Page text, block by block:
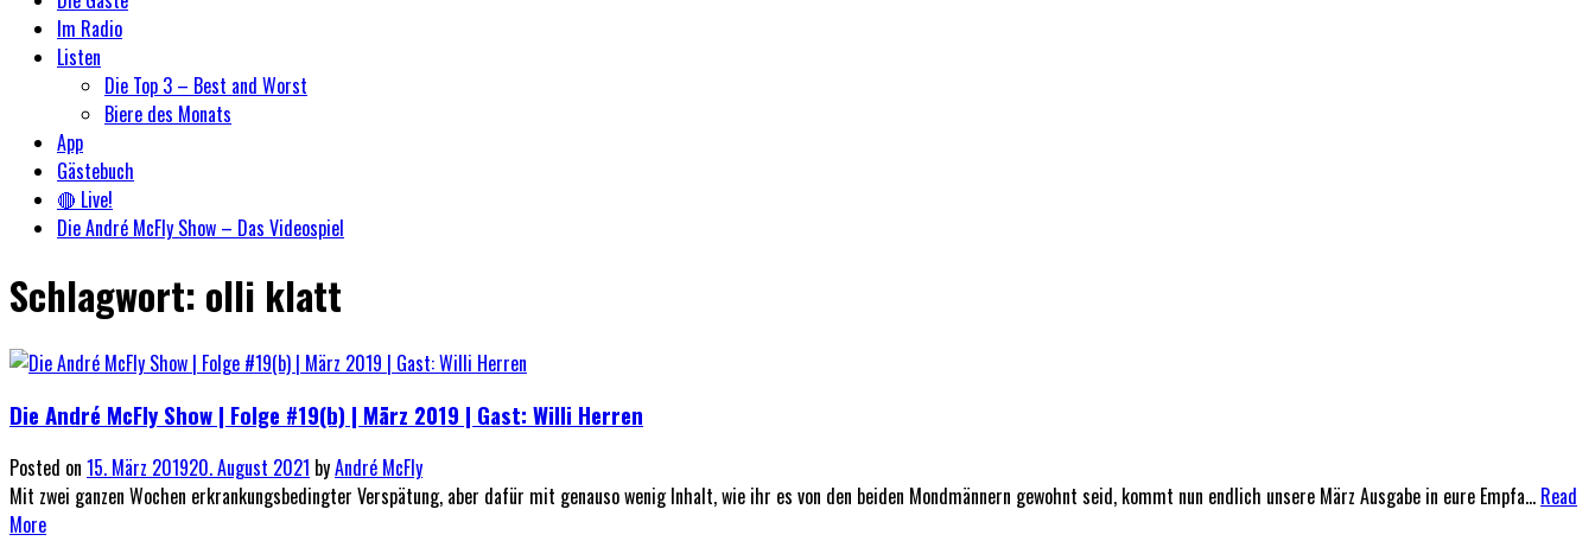
Im Radio
Listen
Die Top 3 – Best and Worst
Biere des Monats
App
Gästebuch
🔴 Live!
Die André McFly Show – Das Videospiel
Schlagwort: olli klatt
Die André McFly Show | Folge #19(b) | März 2019 | Gast: Willi Herren
Posted on 15. März 201920. August 2021 byAndré McFly
Mit zwei ganzen Wochen erkrankungsbedingter Verspätung, aber dafür mit genauso wenig Inhalt, wie ihr es von den beiden Mondmännern gewohnt seid, kommt nun endlich unsere März Ausgabe in eure Empfa... Read
More